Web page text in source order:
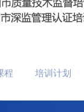
程 培训计划